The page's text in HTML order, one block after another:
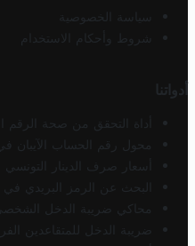
سياسة الخصوصية
شروط وأحكام الاستخدام
أدواتنا
أداة التحقق من صحة الرقم
محول رقم الحساب الآيبان
أسعار صرف الدينار التونسي
البحث عن الرمز البريدي في
محاكي ضريبة الدخل
ضريبة الدخل للمتقاعدين